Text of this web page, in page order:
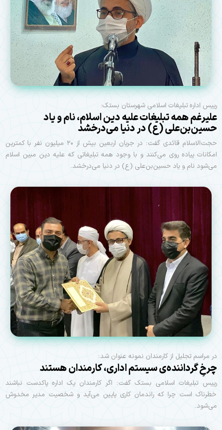
رییس اداره تبلیغات اسلامی شهرستان بستک:
علیرغم همه تبلیغات علیه دین اسلام، نام و یاد
حسین‌بن‌علی (ع) در دنیا می‌درخشد
حجت‌الاسلام قائدی گفت: در جریان اربعین بیش از ۲۰ میلیون نفر با کمترین
امکانات پیاده روی می‌کنند و با وجود همه تبلیغاتی که علیه دین مبین اسلام
می‌شود نام و یاد حسین‌بن‌علی (ع) در دنیا می‌درخشد.
در مراسم تجلیل از کارمندان نمونه عنوان شد:
چرخِ گرداننده‌ی سیستم اداری، کارمندان هستند
رییس تبلیغات اسلامی بستک گفت: اگر کارمندان یک اداره پاکدست نباشند
خطرناک است چرا که راندمان کاری پایین می‌آید و شخصیت مدیر مخدوش
می‌شود.